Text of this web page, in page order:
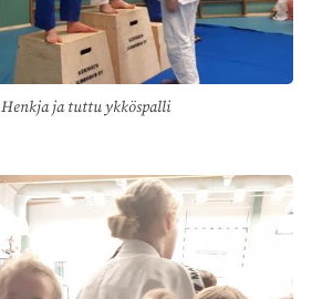
Henkja ja tuttu ykköspalli